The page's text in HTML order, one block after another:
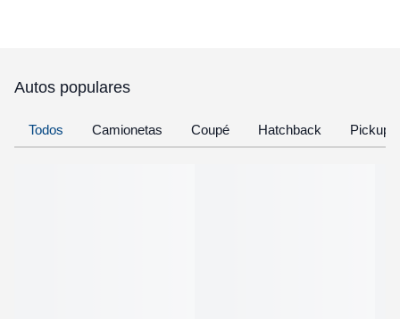
Autos populares
Todos Camionetas Coupé Hatchback Pickup